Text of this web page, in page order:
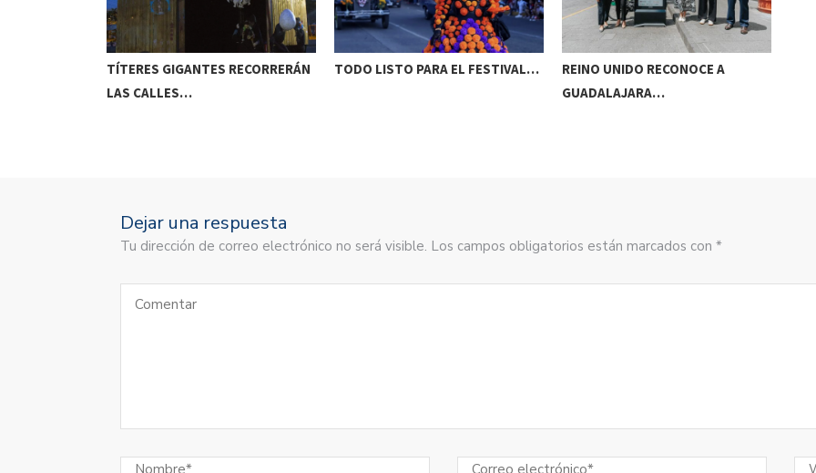
TÍTERES GIGANTES RECORRERÁN
LAS CALLES…
TODO LISTO PARA EL FESTIVAL…
REINO UNIDO RECONOCE A
GUADALAJARA…
Dejar una respuesta
Tu dirección de correo electrónico no será visible. Los campos obligatorios están marcados con *